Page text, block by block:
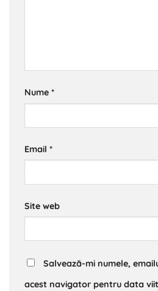
Nume *
Email *
Site web
Salvează-mi numele,
acest navigator pentru data